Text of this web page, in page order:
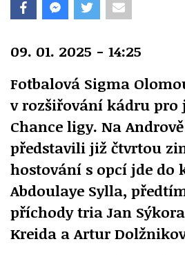
09. 01. 2025 - 14:25
Fotbalová Sigma
v rozšiřování kádru pro
Chance ligy. Na
představili již čtvrtou
hostování s opcí jde do
Abdoulaye Sylla,
příchody tria Jan
Kreida a Artur